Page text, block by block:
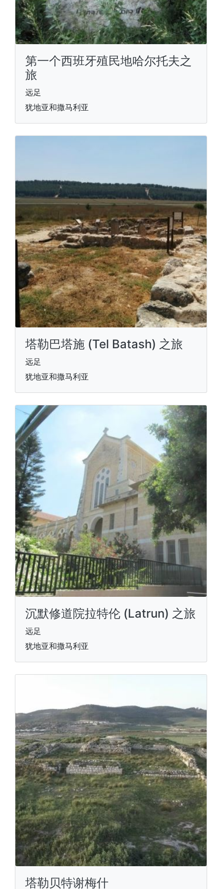
第一个西班牙殖民地哈尔托夫之
旅
远足
犹地亚和撒马利亚
塔勒巴塔施 (Tel Batash) 之旅
远足
犹地亚和撒马利亚
沉默修道院拉特伦 (Latrun) 之旅
远足
犹地亚和撒马利亚
塔勒贝特谢梅什